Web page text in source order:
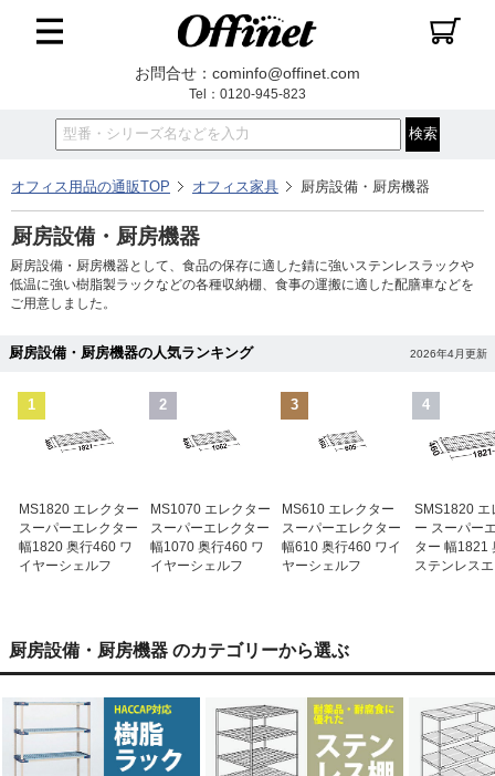
お問合せ：cominfo@offinet.com
Tel：0120-945-823
オフィス用品の通販TOP オフィス家具 厨房設備・厨房機器
厨房設備・厨房機器
厨房設備・厨房機器として、食品の保存に適した錆に強いステンレスラックや
低温に強い樹脂製ラックなどの各種収納棚、食事の運搬に適した配膳車などを
ご用意しました。
厨房設備・厨房機器の人気ランキング 2026年4月更新
1
MS1820 エレクター
スーパーエレクター
幅1820 奥行460 ワ
イヤーシェルフ
2
MS1070 エレクター
スーパーエレクター
幅1070 奥行460 ワ
イヤーシェルフ
3
MS610 エレクター
スーパーエレクター
幅610 奥行460 ワイ
ヤーシェルフ
4
SMS1820 エ
ー スーパー
ター 幅1821
ステンレス
厨房設備・厨房機器 のカテゴリーから選ぶ